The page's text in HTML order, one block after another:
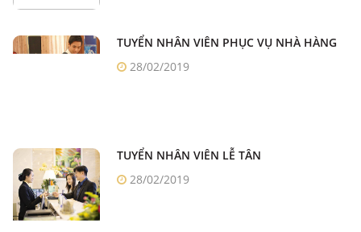
TUYỂN NHÂN VIÊN PHỤC VỤ NHÀ HÀNG
28/02/2019
TUYỂN NHÂN VIÊN LỄ TÂN
28/02/2019